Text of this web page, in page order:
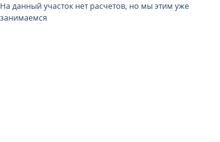
На данный участок нет расчетов, но мы этим уже
занимаемся